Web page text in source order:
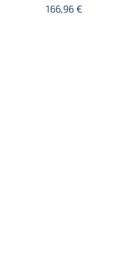
166,96 €